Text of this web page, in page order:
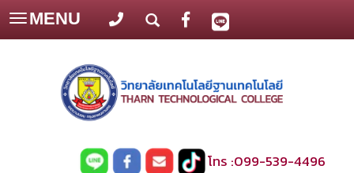
โทร :099-539-4496
Toggle
navigation
MENU